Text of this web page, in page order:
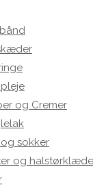
og Cremer
sokker
og